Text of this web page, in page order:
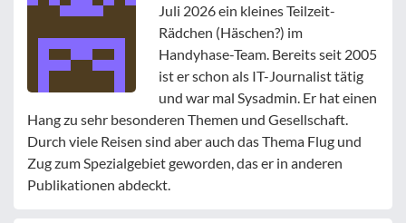
Juli 2026 ein kleines Teilzeit-
Rädchen (Häschen?) im
Handyhase-Team. Bereits seit 2005
ist er schon als IT-Journalist tätig
und war mal Sysadmin. Er hat einen
Hang zu sehr besonderen Themen und Gesellschaft.
Durch viele Reisen sind aber auch das Thema Flug und
Zug zum Spezialgebiet geworden, das er in anderen
Publikationen abdeckt.